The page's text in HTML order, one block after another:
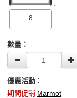
8
數量：
優惠活動：
期間促銷 Marmot